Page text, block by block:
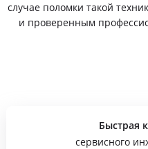
случае поломки такой
и проверенным
Быстрая
сервисного